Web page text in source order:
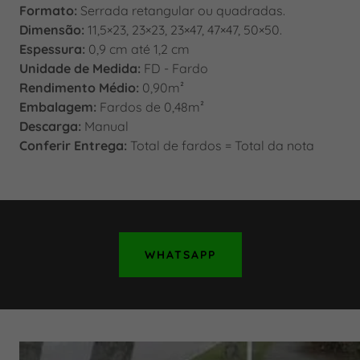
Formato: Serrada retangular ou quadradas.
Dimensão: 11,5×23, 23×23, 23×47, 47×47, 50×50.
Espessura: 0,9 cm até 1,2 cm
Unidade de Medida: FD - Fardo
Rendimento Médio: 0,90m²
Embalagem: Fardos de 0,48m²
Descarga: Manual
Conferir Entrega: Total de fardos = Total da nota
WHATSAPP